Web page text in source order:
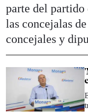
parte del partido
las concejalas
concejales y